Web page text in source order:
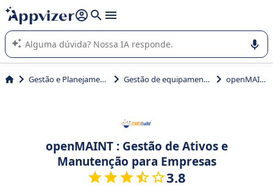
de nossa IA (várias linhas com
A IA do Appvizer o orienta no uso ou na seleção de software
SaaS para sua empresa.
Gestão e Planejamento Gestão de equipamentos openMAINT
openMAINT : Gestão de Ativos e
Manutenção para Empresas
3.8